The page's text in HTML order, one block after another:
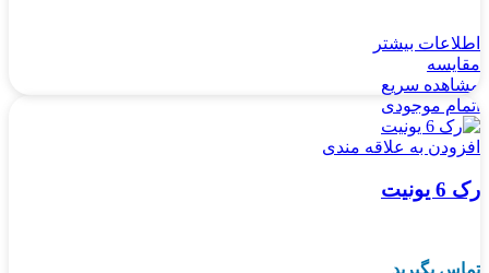
اطلاعات بیشتر
مقایسه
مشاهده سریع
اتمام موجودی
افزودن به علاقه مندی
رک 6 یونیت
تماس بگیرید